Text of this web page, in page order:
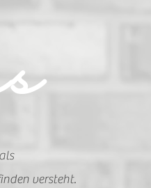
versteht.